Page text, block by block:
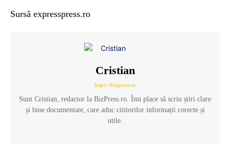
Sursă expresspress.ro
Cristian
https://bizpress.ro
Sunt Cristian, redactor la BizPress.ro. Îmi place să scriu știri clare
și bine documentate, care aduc cititorilor informații corecte și
utile.